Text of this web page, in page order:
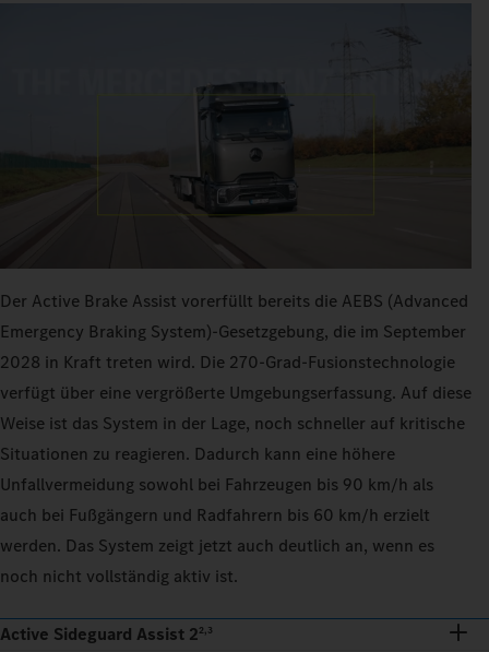
Der Active Brake Assist vorerfüllt bereits die AEBS (Advanced
Emergency Braking System)-Gesetzgebung, die im September
2028 in Kraft treten wird. Die 270‑Grad-Fusionstechnologie
verfügt über eine vergrößerte Umgebungserfassung. Auf diese
Weise ist das System in der Lage, noch schneller auf kritische
Situationen zu reagieren. Dadurch kann eine höhere
Unfallvermeidung sowohl bei Fahrzeugen bis 90 km/h als
auch bei Fußgängern und Radfahrern bis 60 km/h erzielt
werden. Das System zeigt jetzt auch deutlich an, wenn es
noch nicht vollständig aktiv ist.
Active Sideguard Assist 22,3